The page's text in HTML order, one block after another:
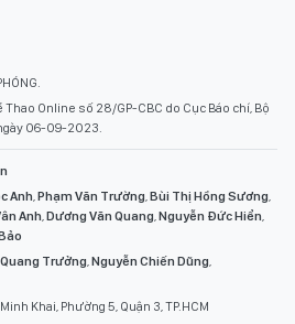
Online số 28/GP-CBC do Cục Báo chí, Bộ
06-09-2023.
Anh,Phạm Văn Trường,Bùi Thị Hồng Sương,
Anh,Dương Văn Quang,Nguyễn Đức Hiển,
Trưởng,Nguyễn Chiến Dũng,
Khai, Phường 5, Quận 3, TP.HCM